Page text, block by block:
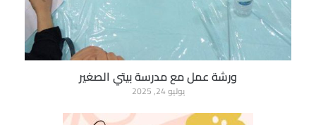
ورشة عمل مع مدرسة بيتي الصغير
يوليو 24, 2025